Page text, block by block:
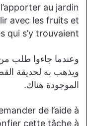
au jardin
avec les fruits et
qui s’y trouvaient.
وعندما جاءوا طلب
ويذهب به لحديقة
الموجودة هناك.
de l’aide à
cette tâche à